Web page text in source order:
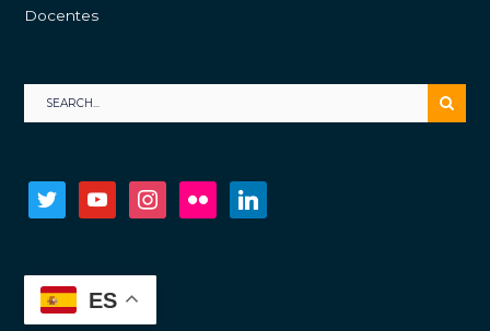
Docentes
twitter youtube instagramflickr
ES